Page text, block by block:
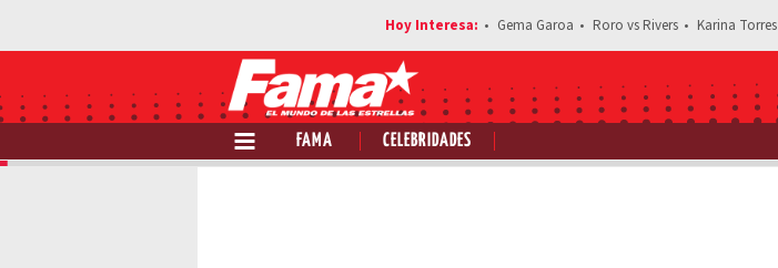
Gema Garoa Roro vs Rivers Karina Torres
FAMA CELEBRIDADES